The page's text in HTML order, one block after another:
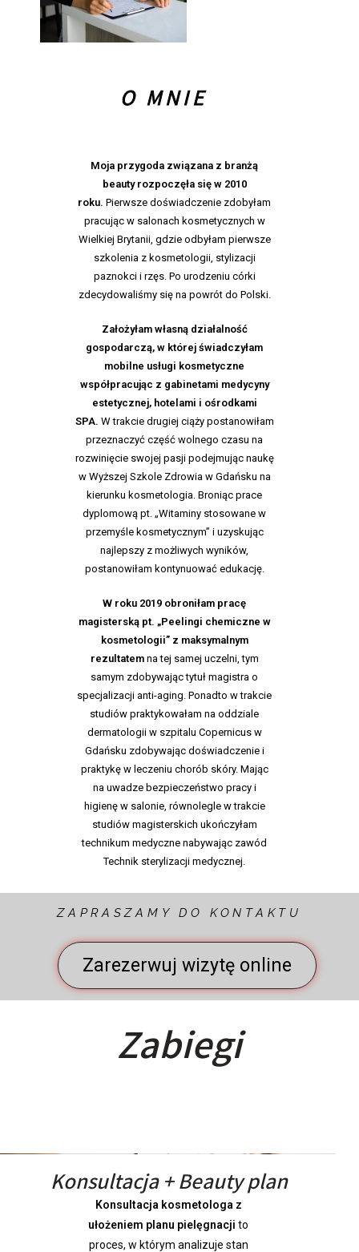
O MNIE
Moja przygoda związana z branżą
beauty rozpoczęłasię w 2010
roku. Pierwsze doświadczenie zdobyłam
pracując w salonach kosmetycznych w
Wielkiej Brytanii, gdzie odbyłam pierwsze
szkolenia z kosmetologii, stylizacji
paznokci i rzęs. Po urodzeniu córki
zdecydowaliśmy się na powrót do Polski.
Założyłam własną działalność
gospodarczą, w której świadczyłam
mobilne usługi kosmetyczne
współpracując z gabinetami medycyny
estetycznej, hotelami i ośrodkami
SPA. W trakcie drugiej ciąży postanowiłam
przeznaczyć część wolnego czasu na
rozwinięcie swojej pasji podejmując naukę
w Wyższej Szkole Zdrowia w Gdańsku na
kierunku kosmetologia. Broniąc prace
dyplomową pt. „Witaminy stosowane w
przemyśle kosmetycznym” i uzyskując
najlepszy z możliwych wyników,
postanowiłam kontynuować edukację.
W roku 2019 obroniłam pracę
magisterską pt. „Peelingi chemiczne w
kosmetologii” z maksymalnym
rezultatem na tej samej uczelni, tym
samym zdobywając tytuł magistra o
specjalizacji anti-aging. Ponadto w trakcie
studiów praktykowałam na oddziale
dermatologii w szpitalu Copernicus w
Gdańsku zdobywając doświadczenie i
praktykę w leczeniu chorób skóry. Mając
na uwadze bezpieczeństwo pracy i
higienę w salonie, równolegle w trakcie
studiów magisterskich ukończyłam
technikum medyczne nabywając zawód
Technik sterylizacji medycznej.
POKAŻ WIĘCEJ
ZAPRASZAMY DO KONTAKTU
Zarezerwuj wizytę online
Zabiegi
Konsultacja + Beauty plan
Konsultacja kosmetologa z
ułożeniem planu pielęgnacji to
proces, w którym analizuje stan